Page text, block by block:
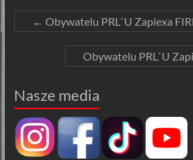
← Obywatelu PRL`U Zapiexa
Obywatelu PRL`U
Nasze media